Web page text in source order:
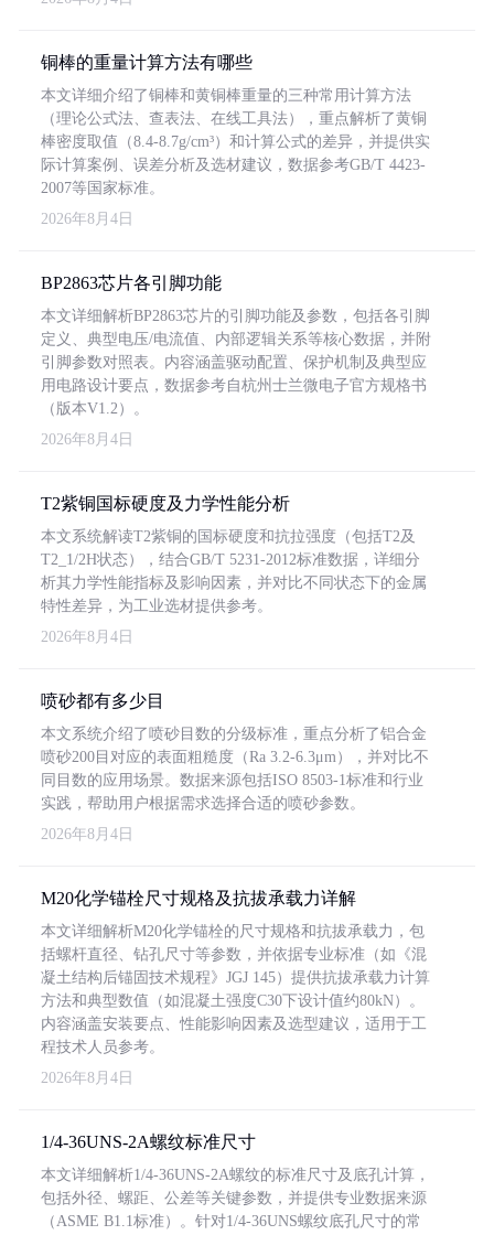
铜棒的重量计算方法有哪些
本文详细介绍了铜棒和黄铜棒重量的三种常用计算方法
（理论公式法、查表法、在线工具法），重点解析了黄铜
棒密度取值（8.4-8.7g/cm³）和计算公式的差异，并提供实
际计算案例、误差分析及选材建议，数据参考GB/T 4423-
2007等国家标准。
2026年8月4日
BP2863芯片各引脚功能
本文详细解析BP2863芯片的引脚功能及参数，包括各引脚
定义、典型电压/电流值、内部逻辑关系等核心数据，并附
引脚参数对照表。内容涵盖驱动配置、保护机制及典型应
用电路设计要点，数据参考自杭州士兰微电子官方规格书
（版本V1.2）。
2026年8月4日
T2紫铜国标硬度及力学性能分析
本文系统解读T2紫铜的国标硬度和抗拉强度（包括T2及
T2_1/2H状态），结合GB/T 5231-2012标准数据，详细分
析其力学性能指标及影响因素，并对比不同状态下的金属
特性差异，为工业选材提供参考。
2026年8月4日
喷砂都有多少目
本文系统介绍了喷砂目数的分级标准，重点分析了铝合金
喷砂200目对应的表面粗糙度（Ra 3.2-6.3μm），并对比不
同目数的应用场景。数据来源包括ISO 8503-1标准和行业
实践，帮助用户根据需求选择合适的喷砂参数。
2026年8月4日
M20化学锚栓尺寸规格及抗拔承载力详解
本文详细解析M20化学锚栓的尺寸规格和抗拔承载力，包
括螺杆直径、钻孔尺寸等参数，并依据专业标准（如《混
凝土结构后锚固技术规程》JGJ 145）提供抗拔承载力计算
方法和典型数值（如混凝土强度C30下设计值约80kN）。
内容涵盖安装要点、性能影响因素及选型建议，适用于工
程技术人员参考。
2026年8月4日
1/4-36UNS-2A螺纹标准尺寸
本文详细解析1/4-36UNS-2A螺纹的标准尺寸及底孔计算，
包括外径、螺距、公差等关键参数，并提供专业数据来源
（ASME B1.1标准）。针对1/4-36UNS螺纹底孔尺寸的常